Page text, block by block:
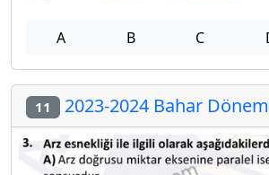
A B C
11 2023-2024 Bahar Dönemi